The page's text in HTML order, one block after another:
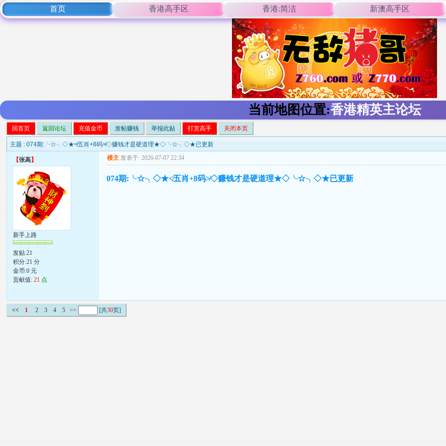
首页 香港高手区 香港:简洁 新澳高手区
当前地图位置:香港精英主论坛
回首页 返回论坛 充值金币 发帖赚钱 举报此贴 打赏高手 关闭本页
主题 :074期:╰☆╮◇★≮五肖+8码≯◇赚钱才是硬道理★◇╰☆╮◇★已更新
【张高】
新手上路
发贴:21
积分:21 分
金币:0 元
贡献值:21 点
楼主 发表于: 2026-07-07 22:34
074期:╰☆╮◇★≮五肖+8码≯◇赚钱才是硬道理★◇╰☆╮◇★已更新
<< 1 2 3 4 5 >> [共30页]